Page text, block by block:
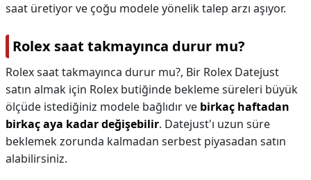
saat üretiyor ve çoğu modele yönelik talep arzı aşıyor.
Rolex saat takmayınca durur mu?
Rolex saat takmayınca durur mu?, Bir Rolex Datejust
satın almak için Rolex butiğinde bekleme süreleri büyük
ölçüde istediğiniz modele bağlıdır ve birkaç haftadan
birkaç aya kadar değişebilir. Datejust'ı uzun süre
beklemek zorunda kalmadan serbest piyasadan satın
alabilirsiniz.